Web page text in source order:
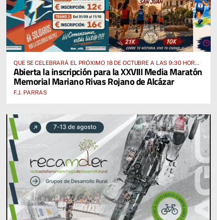
QUE SE CELEBRARÁ EL PRÓXIMO 18 DE OCTUBRE A LAS 9:30 HORAS
DESDE EL PABELLÓN VICENTE PANIAGUA
Abierta la inscripción para la XXVIII Media Maratón
Memorial Mariano Rivas Rojano de Alcázar
F.J. PARRAS